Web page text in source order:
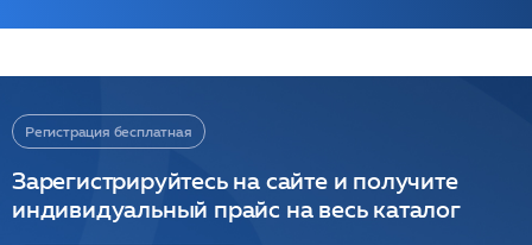
Регистрация бесплатная
Зарегистрируйтесь на сайте и получите
индивидуальный прайс на весь каталог